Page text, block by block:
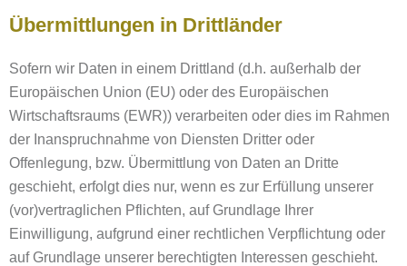
Übermittlungen in Drittländer
Sofern wir Daten in einem Drittland (d.h. außerhalb der
Europäischen Union (EU) oder des Europäischen
Wirtschaftsraums (EWR)) verarbeiten oder dies im Rahmen
der Inanspruchnahme von Diensten Dritter oder
Offenlegung, bzw. Übermittlung von Daten an Dritte
geschieht, erfolgt dies nur, wenn es zur Erfüllung unserer
(vor)vertraglichen Pflichten, auf Grundlage Ihrer
Einwilligung, aufgrund einer rechtlichen Verpflichtung oder
auf Grundlage unserer berechtigten Interessen geschieht.